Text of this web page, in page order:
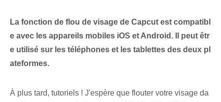
La fonction de flou de visage de Capcut est compatibl
e avec les appareils mobiles iOS et Android. Il peut êtr
e utilisé sur les téléphones et les tablettes des deux pl
ateformes.
À plus tard, tutoriels ! J'espère que flouter votre visage da